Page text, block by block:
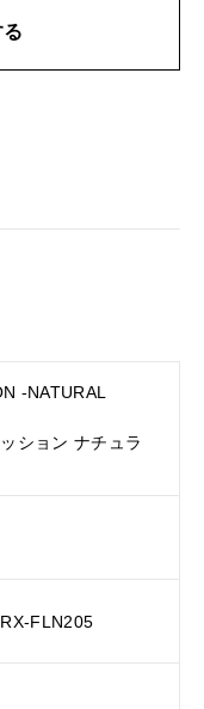
-NATURAL
ション ナチュラ
FLN205